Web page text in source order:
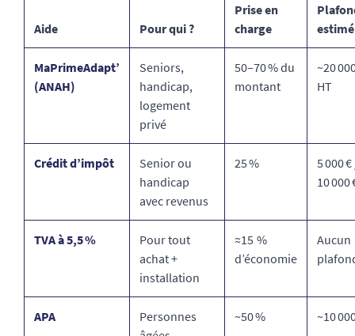
Aide Pour qui ?
Prise en
charge
estimé
MaPrimeAdapt’
(ANAH)
Seniors,
handicap,
logement
privé
50–70 % du
montant
~20
HT
Crédit d’impôt
Senior ou
handicap
avec revenus
25 %
5 000
10 000
TVA à 5,5 %
Pour tout
achat +
installation
≈15 %
d’économie
Aucun
APA
Personnes
~50 % ~10